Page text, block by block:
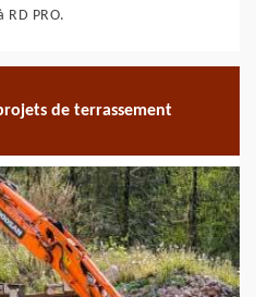
RD PRO.
de terrassement